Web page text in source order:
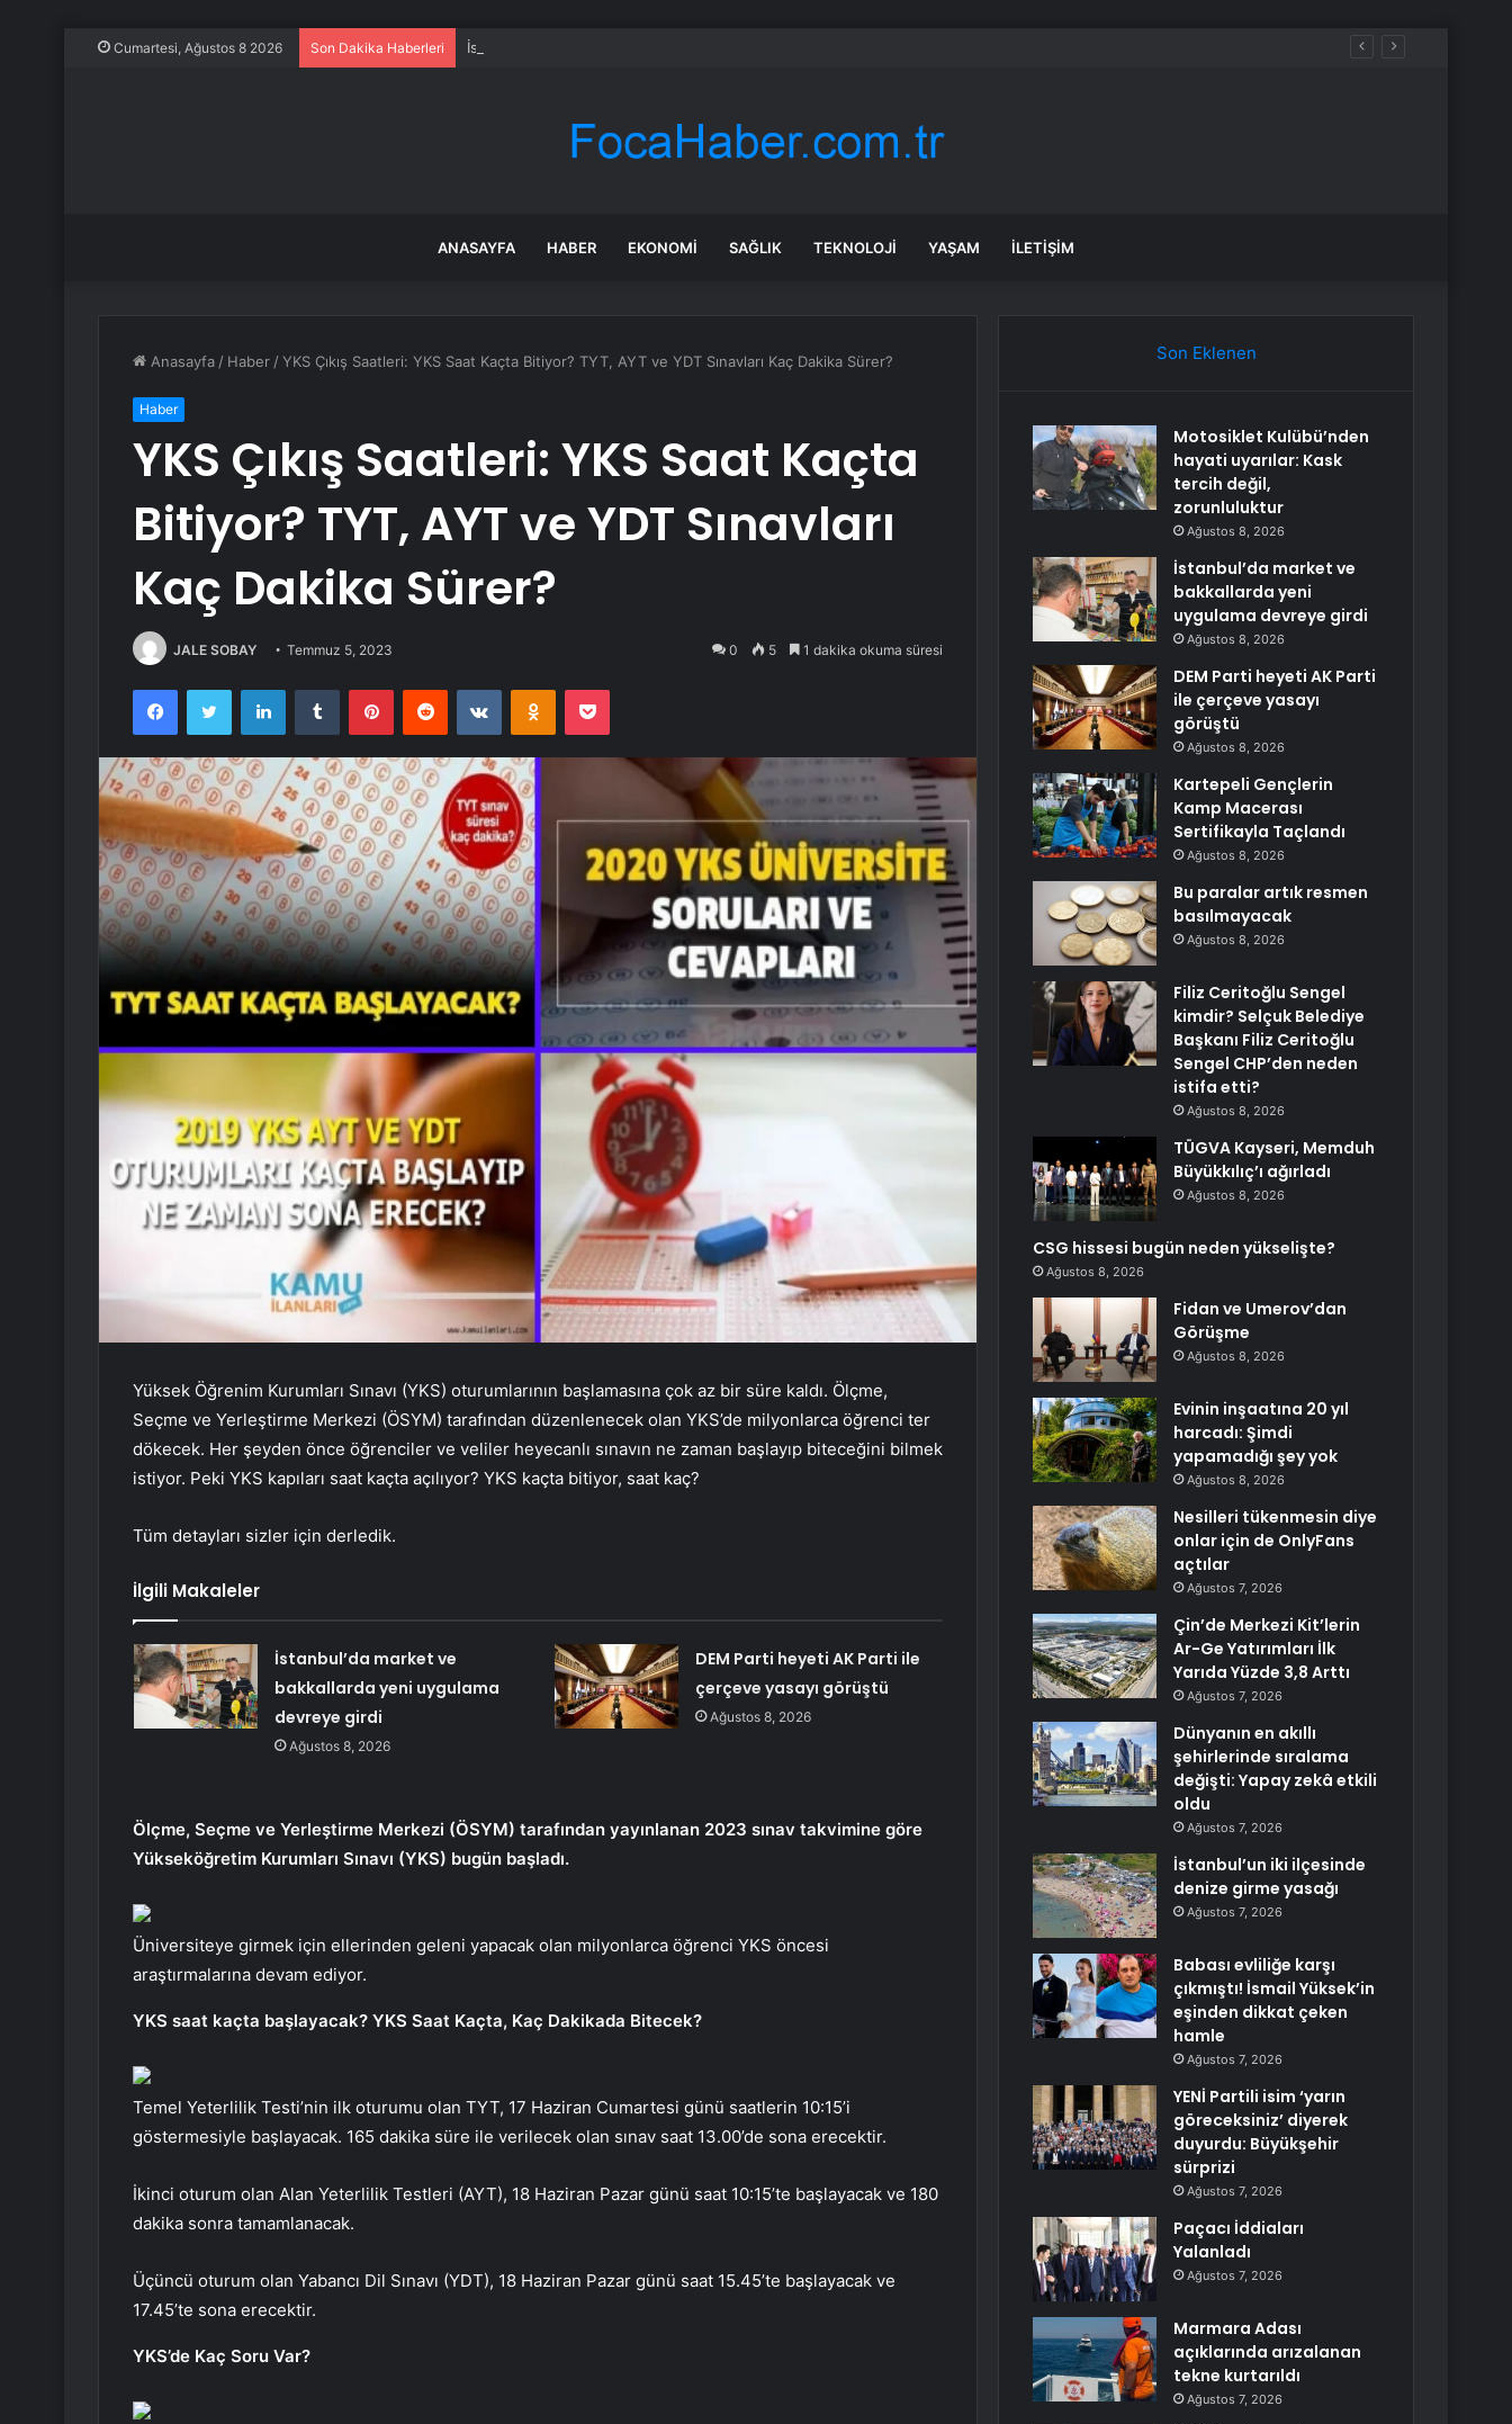
Cumartesi, Ağustos 8 2026 Son Dakika Haberleri İstanbul’da market ve bakkallarda yeni uygulama devreye girdi
ANASAYFA HABER EKONOMI SAĞLIK TEKNOLOJI YAŞAM İLETIŞIM
Anasayfa / Haber /YKS Çıkış Saatleri: YKS Saat Kaçta Bitiyor? TYT, AYT ve YDT Sınavları Kaç Dakika Sürer?
Haber
YKS Çıkış Saatleri: YKS Saat Kaçta
Bitiyor? TYT, AYT ve YDT Sınavları
Kaç Dakika Sürer?
JALE SOBAY Temmuz 5, 2023 0 5 1 dakika okuma süresi
FacebookTwitter LinkedInTumblr PinterestReddit VKontakteOdnoklassniki
Pocket
Yüksek Öğrenim Kurumları Sınavı (YKS) oturumlarının başlamasına çok az bir süre kaldı. Ölçme,
Seçme ve Yerleştirme Merkezi (ÖSYM) tarafından düzenlenecek olan YKS’de milyonlarca öğrenci ter
dökecek. Her şeyden önce öğrenciler ve veliler heyecanlı sınavın ne zaman başlayıp biteceğini bilmek
istiyor. Peki YKS kapıları saat kaçta açılıyor? YKS kaçta bitiyor, saat kaç?
Tüm detayları sizler için derledik.
İlgili Makaleler
İstanbul’da market ve
bakkallarda yeni uygulama
devreye girdi
Ağustos 8, 2026
DEM Parti heyeti AK Parti ile
çerçeve yasayı görüştü
Ağustos 8, 2026
Ölçme, Seçme ve Yerleştirme Merkezi (ÖSYM) tarafından yayınlanan 2023 sınav takvimine göre
Yükseköğretim Kurumları Sınavı (YKS) bugün başladı.
Üniversiteye girmek için ellerinden geleni yapacak olan milyonlarca öğrenci YKS öncesi
araştırmalarına devam ediyor.
YKS saat kaçta başlayacak? YKS Saat Kaçta, Kaç Dakikada Bitecek?
Temel Yeterlilik Testi’nin ilk oturumu olan TYT, 17 Haziran Cumartesi günü saatlerin 10:15’i
göstermesiyle başlayacak. 165 dakika süre ile verilecek olan sınav saat 13.00’de sona erecektir.
İkinci oturum olan Alan Yeterlilik Testleri (AYT), 18 Haziran Pazar günü saat 10:15’te başlayacak ve 180
dakika sonra tamamlanacak.
Üçüncü oturum olan Yabancı Dil Sınavı (YDT), 18 Haziran Pazar günü saat 15.45’te başlayacak ve
17.45’te sona erecektir.
YKS’de Kaç Soru Var?
Son Eklenen
Motosiklet Kulübü’nden
hayati uyarılar: Kask
tercih değil,
zorunluluktur
Ağustos 8, 2026
İstanbul’da market ve
bakkallarda yeni
uygulama devreye girdi
Ağustos 8, 2026
DEM Parti heyeti AK Parti
ile çerçeve yasayı
görüştü
Ağustos 8, 2026
Kartepeli Gençlerin
Kamp Macerası
Sertifikayla Taçlandı
Ağustos 8, 2026
Bu paralar artık resmen
basılmayacak
Ağustos 8, 2026
Filiz Ceritoğlu Sengel
kimdir? Selçuk Belediye
Başkanı Filiz Ceritoğlu
Sengel CHP’den neden
istifa etti?
Ağustos 8, 2026
TÜGVA Kayseri, Memduh
Büyükkılıç’ı ağırladı
Ağustos 8, 2026
CSG hissesi bugün neden yükselişte?
Ağustos 8, 2026
Fidan ve Umerov’dan
Görüşme
Ağustos 8, 2026
Evinin inşaatına 20 yıl
harcadı: Şimdi
yapamadığı şey yok
Ağustos 8, 2026
Nesilleri tükenmesin diye
onlar için de OnlyFans
açtılar
Ağustos 7, 2026
Çin’de Merkezi Kit’lerin
Ar-Ge Yatırımları İlk
Yarıda Yüzde 3,8 Arttı
Ağustos 7, 2026
Dünyanın en akıllı
şehirlerinde sıralama
değişti: Yapay zekâ etkili
oldu
Ağustos 7, 2026
İstanbul’un iki ilçesinde
denize girme yasağı
Ağustos 7, 2026
Babası evliliğe karşı
çıkmıştı! İsmail Yüksek’in
eşinden dikkat çeken
hamle
Ağustos 7, 2026
YENİ Partili isim ‘yarın
göreceksiniz’ diyerek
duyurdu: Büyükşehir
sürprizi
Ağustos 7, 2026
Paçacı İddiaları
Yalanladı
Ağustos 7, 2026
Marmara Adası
açıklarında arızalanan
tekne kurtarıldı
Ağustos 7, 2026